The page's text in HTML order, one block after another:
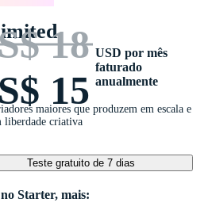
18
15
USD por mês
faturado
anualmente
maiores que produzem em escala e
liberdade criativa
Teste gratuito de 7 dias
Starter, mais: